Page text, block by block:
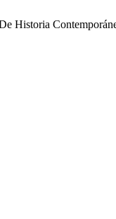
Historia